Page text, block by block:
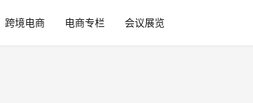
跨境电商 电商专栏 会议展览